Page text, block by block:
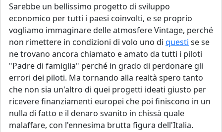
Sarebbe un bellissimo progetto di sviluppo
economico per tutti i paesi coinvolti, e se proprio
vogliamo immaginare delle atmosfere Vintage, perché
non rimettere in condizioni di volo uno di questi se se
ne trovano ancora chiamato e amato da tutti i piloti
"Padre di famiglia" perché in grado di perdonare gli
errori dei piloti. Ma tornando alla realtà spero tanto
che non sia un'altro di quei progetti ideati giusto per
ricevere finanziamenti europei che poi finiscono in un
nulla di fatto e il denaro svanito in chissà quale
malaffare, con l'ennesima brutta figura dell'Italia.